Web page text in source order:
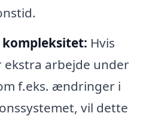
Hvis
arbejde under
f.eks. ændringer i
vil dette